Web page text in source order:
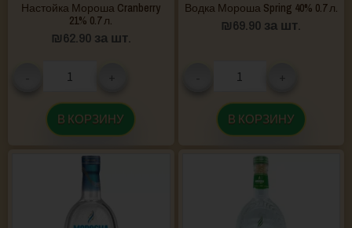
Настойка Мороша Cranberry
21% 0.7 л.
₪62.90 за шт.
В КОРЗИНУ
Водка Мороша Spring 40% 0.7 л.
₪69.90 за шт.
В КОРЗИНУ